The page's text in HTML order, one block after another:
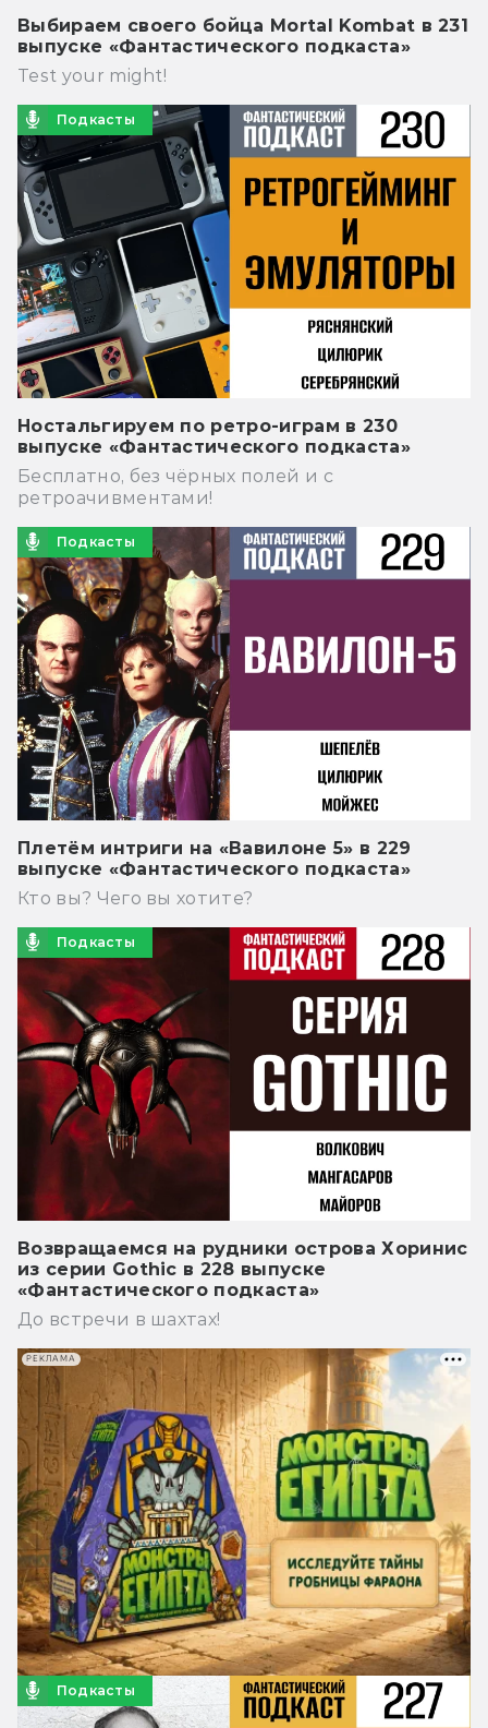
Выбираем своего бойца Mortal Kombat в 231
выпуске «Фантастического подкаста»
Test your might!
Подкасты
Ностальгируем по ретро-играм в 230
выпуске «Фантастического подкаста»
Бесплатно, без чёрных полей и с
ретроачивментами!
Подкасты
Плетём интриги на «Вавилоне 5» в 229
выпуске «Фантастического подкаста»
Кто вы? Чего вы хотите?
Подкасты
Возвращаемся на рудники острова Хоринис
из серии Gothic в 228 выпуске
«Фантастического подкаста»
До встречи в шахтах!
Подкасты
РЕКЛАМА